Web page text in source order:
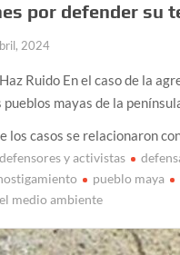
por defender su
2024
Ruido En el caso de la
mayas de la
los casos se relacionaron
y activistas
pueblo maya
medio ambiente